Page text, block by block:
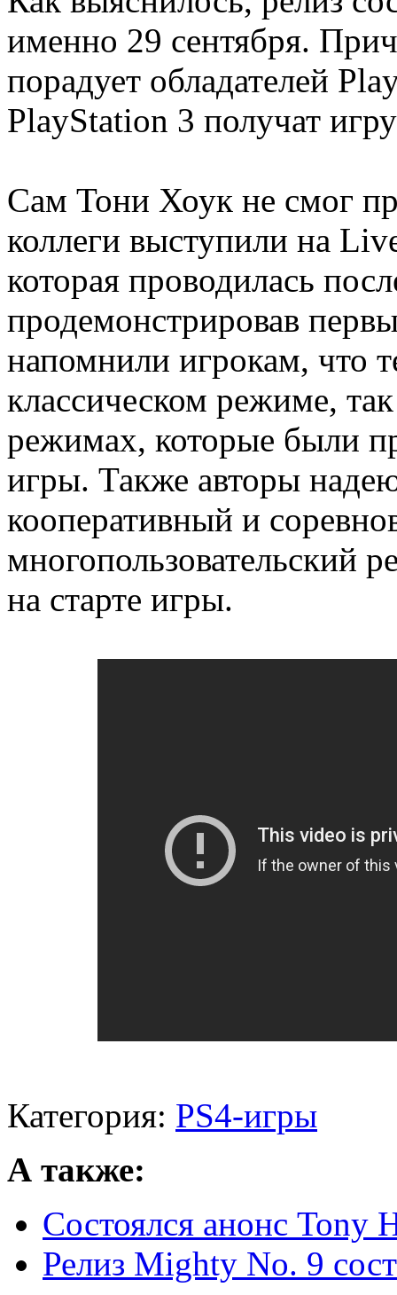
именно 29 сентября.
порадует обладателей
PlayStation 3 получат
Сам Тони Хоук не смог
коллеги выступили на
которая проводилась
продемонстрировав
напомнили игрокам, что
классическом режиме,
режимах, которые были
игры. Также авторы
кооперативный и
многопользовательский
на старте игры.
Категория: PS4-игры
А также:
Состоялся анонс Tony
Релиз Mighty No. 9